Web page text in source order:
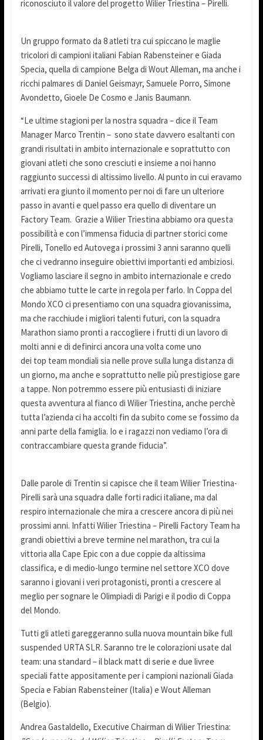
riconosciuto il valore del progetto Wilier Triestina – Pirelli.
Un gruppo formato da 8 atleti tra cui spiccano le maglie
tricolori di campioni italiani Fabian Rabensteiner e Giada
Specia, quella di campione Belga di Wout Alleman, ma anche i
ricchi palmares di Daniel Geismayr, Samuele Porro, Simone
Avondetto, Gioele De Cosmo e Janis Baumann.
“Le ultime stagioni per la nostra squadra – dice il Team
Manager Marco Trentin – sono state davvero esaltanti con
grandi risultati in ambito internazionale e soprattutto con
giovani atleti che sono cresciuti e insieme a noi hanno
raggiunto successi di altissimo livello. Al punto in cui eravamo
arrivati era giunto il momento per noi di fare un ulteriore
passo in avanti e quel passo era quello di diventare un
Factory Team. Grazie a Wilier Triestina abbiamo ora questa
possibilità e con l’immensa fiducia di partner storici come
Pirelli, Tonello ed Autovega i prossimi 3 anni saranno quelli
che ci vedranno inseguire obiettivi importanti ed ambiziosi.
Vogliamo lasciare il segno in ambito internazionale e credo
che abbiamo tutte le carte in regola per farlo. In Coppa del
Mondo XCO ci presentiamo con una squadra giovanissima,
ma che racchiude i migliori talenti futuri, con la squadra
Marathon siamo pronti a raccogliere i frutti di un lavoro di
molti anni e di definirci ancora una volta come uno
dei top team mondiali sia nelle prove sulla lunga distanza di
un giorno, ma anche e soprattutto nelle più prestigiose gare
a tappe. Non potremmo essere più entusiasti di iniziare
questa avventura al fianco di Wilier Triestina, anche perchè
tutta l’azienda ci ha accolti fin da subito come se fossimo da
anni parte della famiglia. Io e i ragazzi non vediamo l’ora di
contraccambiare questa grande fiducia”.
Dalle parole di Trentin si capisce che il team Wilier Triestina-
Pirelli sarà una squadra dalle forti radici italiane, ma dal
respiro internazionale che mira a crescere ancora di più nei
prossimi anni. Infatti Wilier Triestina – Pirelli Factory Team ha
grandi obiettivi a breve termine nel marathon, tra cui la
vittoria alla Cape Epic con a due coppie da altissima
classifica, e di medio-lungo termine nel settore XCO dove
saranno i giovani i veri protagonisti, pronti a crescere al
meglio per sognare le Olimpiadi di Parigi e il podio di Coppa
del Mondo.
Tutti gli atleti gareggeranno sulla nuova mountain bike full
suspended URTA SLR. Saranno tre le colorazioni usate dal
team: una standard – il black matt di serie e due livree
speciali fatte appositamente per i campioni nazionali Giada
Specia e Fabian Rabensteiner (Italia) e Wout Alleman
(Belgio).
Andrea Gastaldello, Executive Chairman di Wilier Triestina: